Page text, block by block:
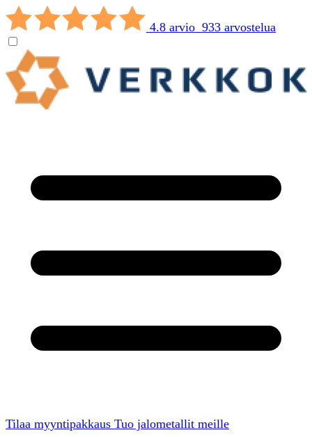
4.8 arvio 933 arvostelua
Tilaa myyntipakkaus Tuo jalometallit meille